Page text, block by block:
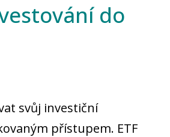
do
svůj investiční
přístupem. ETF